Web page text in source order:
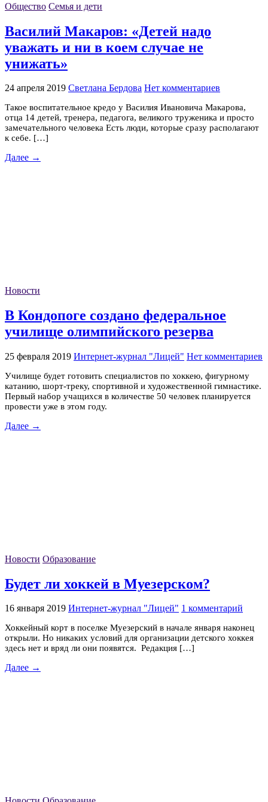
Общество Семья и дети
Василий Макаров: «Детей надо
уважать и ни в коем случае не
унижать»
24 апреля 2019 Светлана Бердова Нет комментариев
Такое воспитательное кредо у Василия Ивановича Макарова,
отца 14 детей, тренера, педагога, великого труженика и просто
замечательного человека Есть люди, которые сразу располагают
к себе. […]
Далее →
Новости
В Кондопоге создано федеральное
училище олимпийского резерва
25 февраля 2019 Интернет-журнал "Лицей" Нет комментариев
Училище будет готовить специалистов по хоккею, фигурному
катанию, шорт-треку, спортивной и художественной гимнастике.
Первый набор учащихся в количестве 50 человек планируется
провести уже в этом году.
Далее →
Новости Образование
Будет ли хоккей в Муезерском?
16 января 2019 Интернет-журнал "Лицей" 1 комментарий
Хоккейный корт в поселке Муезерский в начале января наконец
открыли. Но никаких условий для организации детского хоккея
здесь нет и вряд ли они появятся. Редакция […]
Далее →